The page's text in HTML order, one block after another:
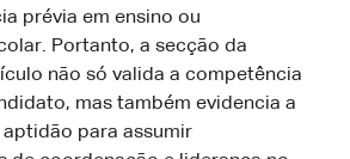
prévia em ensino ou
Portanto, a secção da
não só valida a competência
mas também evidencia a
para assumir